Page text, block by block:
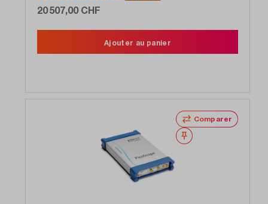
20 507,00 CHF
Ajouter au panier
Comparer
Noter